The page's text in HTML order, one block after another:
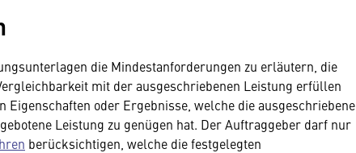
die Mindestanforderungen zu erläutern, die
mit der ausgeschriebenen Leistung erfüllen
oder Ergebnisse, welche die ausgeschriebene
Leistung zu genügen hat. Der Auftraggeber darf nur
berücksichtigen, welche die festgelegten